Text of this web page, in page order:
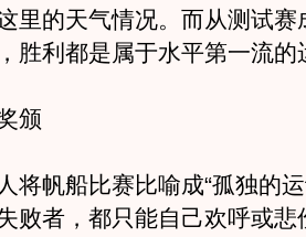
里的天气情况。而从测试赛
胜利都是属于水平第一流的
颁
帆船比赛比喻成“孤独的运
败者，都只能自己欢呼或悲